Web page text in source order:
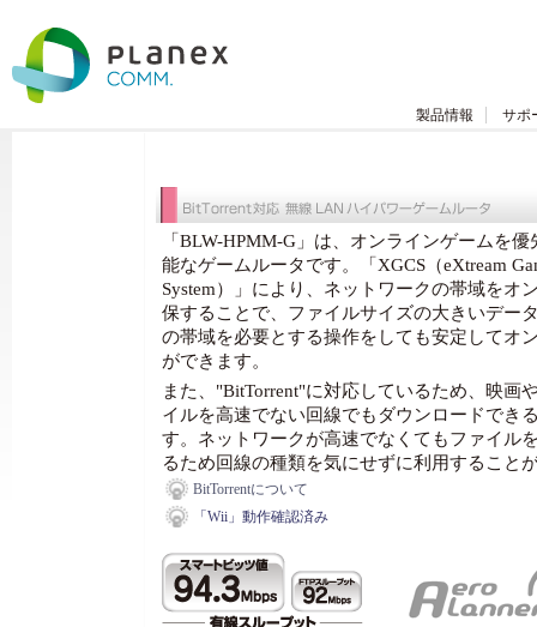
製品情報 サポ
「BLW-HPMM-G」は、オンラインゲームを
能なゲームルータです。「XGCS（eXtream
System）」により、ネットワークの帯域をオ
保することで、ファイルサイズの大きいデー
の帯域を必要とする操作をしても安定してオ
ができます。
また、"BitTorrent"に対応しているため、映画
イルを高速でない回線でもダウンロードでき
す。ネットワークが高速でなくてもファイル
るため回線の種類を気にせずに利用すること
BitTorrentについて
「Wii」動作確認済み